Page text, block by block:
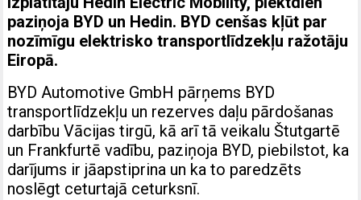
paziņoja BYD un Hedin. BYD cenšas kļūt par
nozīmīgu elektrisko transportlīdzekļu ražotāju
Eiropā.
BYD Automotive GmbH pārņems BYD
transportlīdzekļu un rezerves daļu pārdošanas
darbību Vācijas tirgū, kā arī tā veikalu Štutgartē
un Frankfurtē vadību, paziņoja BYD, piebilstot, ka
darījums ir jāapstiprina un ka to paredzēts
noslēgt ceturtajā ceturksnī.